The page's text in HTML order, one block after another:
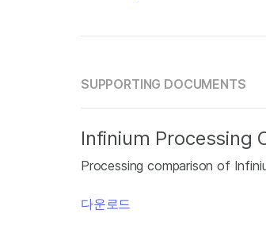
SUPPORTING DOCUMENTS
Infinium Processing
Processing comparison of
다운로드